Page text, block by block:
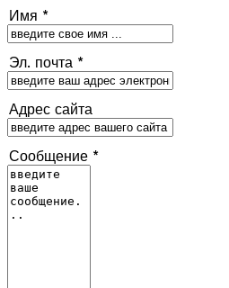
Имя *
Эл. почта *
Адрес сайта
Сообщение *